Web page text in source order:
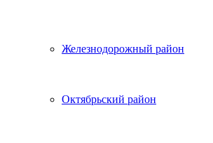
Железнодорожный район
Октябрьский район